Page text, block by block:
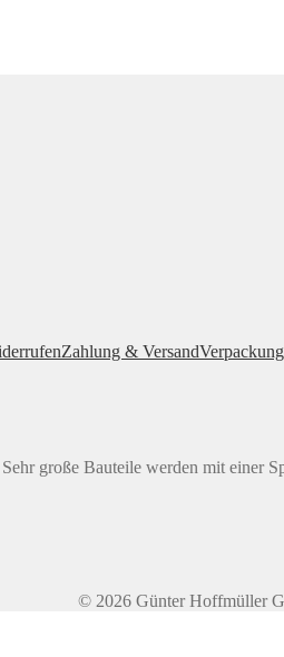
Zahlung & Versand
große Bauteile werden mit
© 2026 Günter Hoffmüller